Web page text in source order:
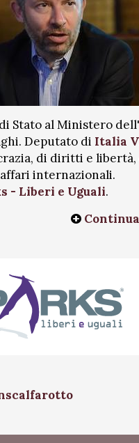
Stato al Ministero
Deputato di Italia
di diritti e
internazionali.
- Liberi e Uguali.